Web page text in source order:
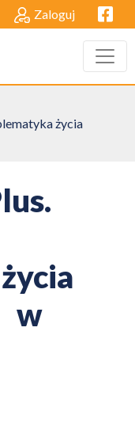
Zaloguj
życia
w